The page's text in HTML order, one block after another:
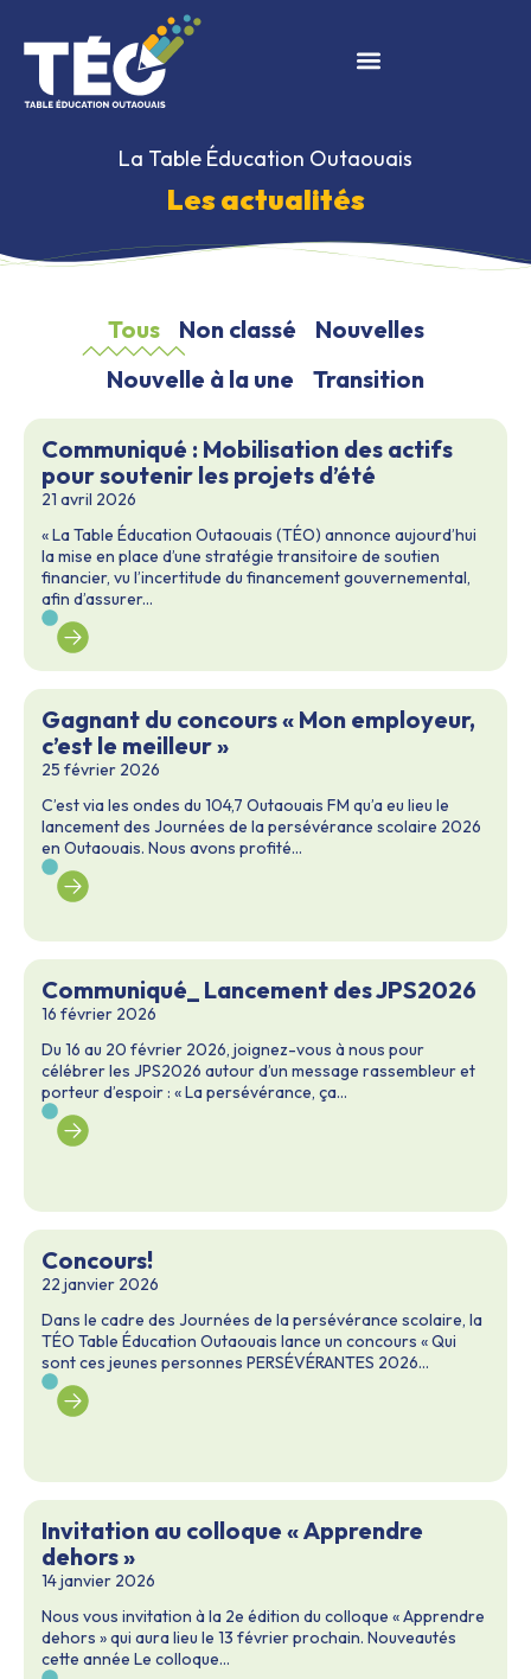
La Table Éducation Outaouais
Les actualités
Non classé
Nouvelles
Nouvelle à la une
Transition
Tous
Communiqué : Mobilisation des actifs
pour soutenir les projets d’été
21 avril 2026
« La Table Éducation Outaouais (TÉO) annonce aujourd’hui
la mise en place d’une stratégie transitoire de soutien
financier, vu l’incertitude du financement gouvernemental,
afin d’assurer...
Gagnant du concours « Mon employeur,
c’est le meilleur »
25 février 2026
C’est via les ondes du 104,7 Outaouais FM qu’a eu lieu le
lancement des Journées de la persévérance scolaire 2026
en Outaouais. Nous avons profité...
Communiqué_ Lancement des JPS2026
16 février 2026
Du 16 au 20 février 2026, joignez-vous à nous pour
célébrer les JPS2026 autour d’un message rassembleur et
porteur d’espoir : « La persévérance, ça...
Concours!
22 janvier 2026
Dans le cadre des Journées de la persévérance scolaire, la
TÉO Table Éducation Outaouais lance un concours « Qui
sont ces jeunes personnes PERSÉVÉRANTES 2026...
Invitation au colloque « Apprendre
dehors »
14 janvier 2026
Nous vous invitation à la 2e édition du colloque « Apprendre
dehors » qui aura lieu le 13 février prochain. Nouveautés
cette année Le colloque...